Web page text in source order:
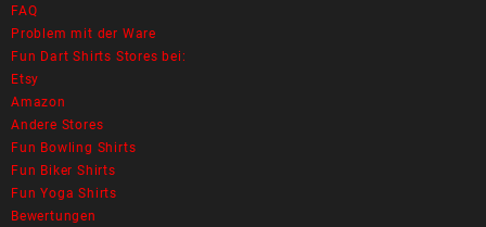
FAQ
Problem mit der Ware
Fun Dart Shirts Stores bei:
Etsy
Amazon
Andere Stores
Fun Bowling Shirts
Fun Biker Shirts
Fun Yoga Shirts
Bewertungen